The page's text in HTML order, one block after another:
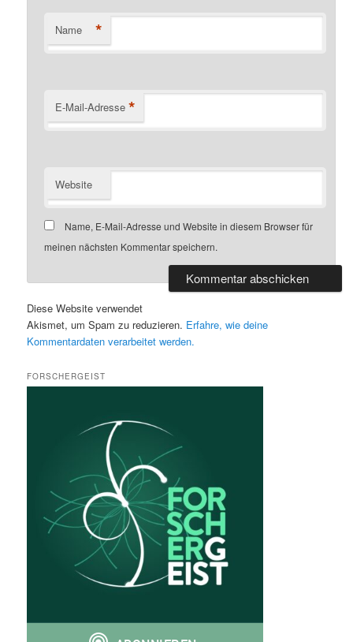
Name *
E-Mail-Adresse *
Website
Name, E-Mail-Adresse und Website in diesem Browser für
meinen nächsten Kommentar speichern.
Diese Website verwendet
Akismet, um Spam zu reduzieren. Erfahre, wie deine
Kommentardaten verarbeitet werden.
FORSCHERGEIST